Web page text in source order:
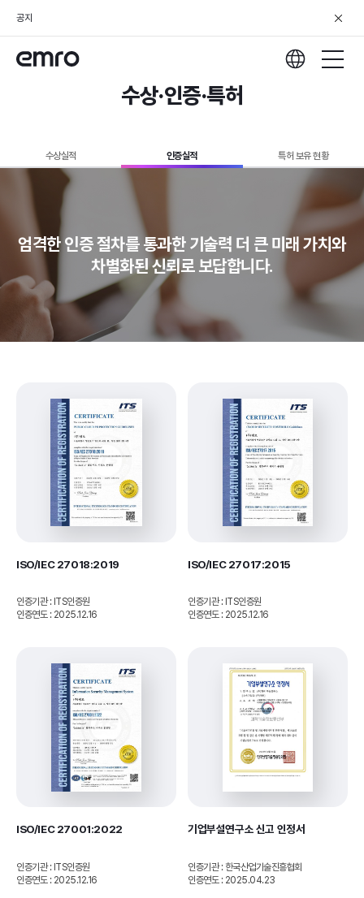
공지
수상·인증·특허
수상실적 인증실적 특허 보유 현황
엄격한 인증 절차를 통과한 기술력 더 큰 미래 가치와
차별화된 신뢰로 보답합니다.
ISO/IEC 27018:2019
인증기관 : ITS인증원
인증연도 : 2025.12.16
ISO/IEC 27017:2015
인증기관 : ITS인증원
인증연도 : 2025.12.16
인증기관 : ITS인증원
인증연도 : 2025.12.16
기업부설연구소 신고 인정서
인증기관 : 한국산업기술진흥협회
인증연도 : 2025.04.23